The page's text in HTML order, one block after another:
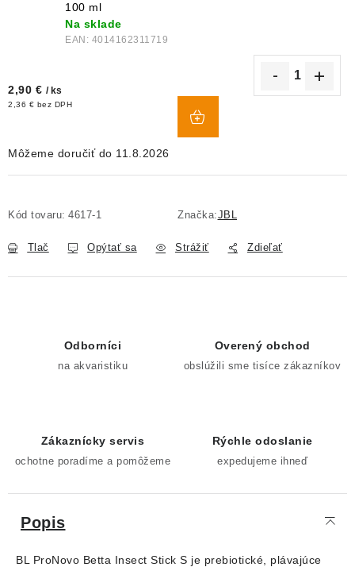
100 ml
Na sklade
EAN: 4014162311719
2,90 € / ks
2,36 € bez DPH
11.8.2026
Kód tovaru: 4617-1 Značka:JBL
Tlač Opýtať sa Strážiť Zdieľať
Odborníci
na akvaristiku
Overený obchod
obslúžili sme tisíce zákazníkov
Zákaznícky servis
ochotne poradíme a pomôžeme
Rýchle odoslanie
expedujeme ihneď
Popis
BL ProNovo Betta Insect Stick S je prebiotické, plávajúce